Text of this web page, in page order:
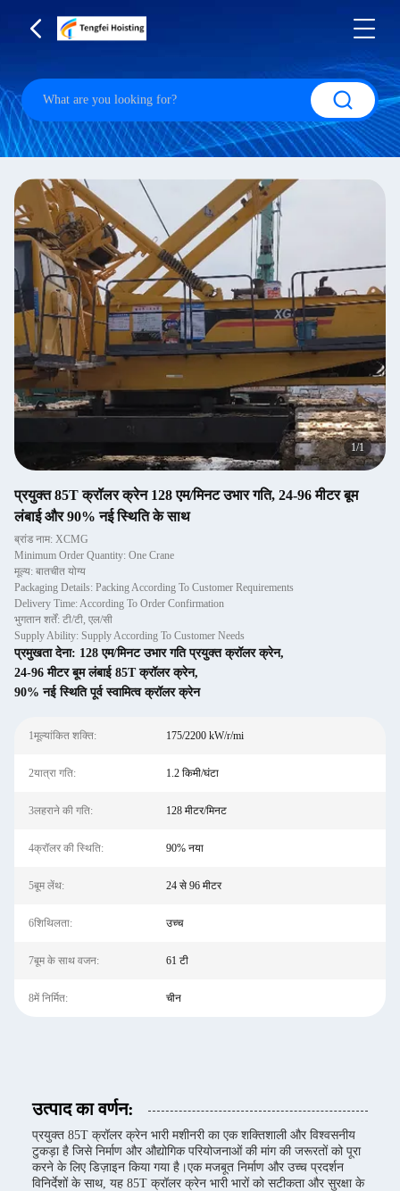
1/1
प्रयुक्त 85T क्रॉलर क्रेन 128 एम/मिनट उभार गति, 24-96 मीटर बूम
लंबाई और 90% नई स्थिति के साथ
ब्रांड नाम: XCMG
Minimum Order Quantity: One Crane
मूल्य: बातचीत योग्य
Packaging Details: Packing According To Customer Requirements
Delivery Time: According To Order Confirmation
भुगतान शर्तें: टी/टी, एल/सी
Supply Ability: Supply According To Customer Needs
प्रमुखता देना: 128 एम/मिनट उभार गति प्रयुक्त क्रॉलर क्रेन,
24-96 मीटर बूम लंबाई 85T क्रॉलर क्रेन,
90% नई स्थिति पूर्व स्वामित्व क्रॉलर क्रेन
1मूल्यांकित शक्ति: 175/2200 kW/r/mi
2यात्रा गति: 1.2 किमी/घंटा
3लहराने की गति: 128 मीटर/मिनट
4क्रॉलर की स्थिति: 90% नया
5बूम लेंथ: 24 से 96 मीटर
6शिथिलता: उच्च
7बूम के साथ वजन: 61 टी
8में निर्मित: चीन
उत्पाद का वर्णन:
प्रयुक्त 85T क्रॉलर क्रेन भारी मशीनरी का एक शक्तिशाली और विश्वसनीय
टुकड़ा है जिसे निर्माण और औद्योगिक परियोजनाओं की मांग की जरूरतों को पूरा
करने के लिए डिज़ाइन किया गया है।एक मजबूत निर्माण और उच्च प्रदर्शन
विनिर्देशों के साथ, यह 85T क्रॉलर क्रेन भारी भारों को सटीकता और सुरक्षा के